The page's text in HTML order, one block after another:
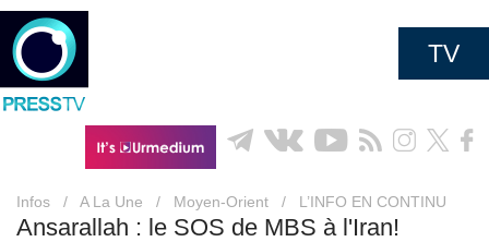
TV
Infos / A La Une / Moyen-Orient / L’INFO EN CONTINU
Ansarallah : le SOS de MBS à l'Iran!